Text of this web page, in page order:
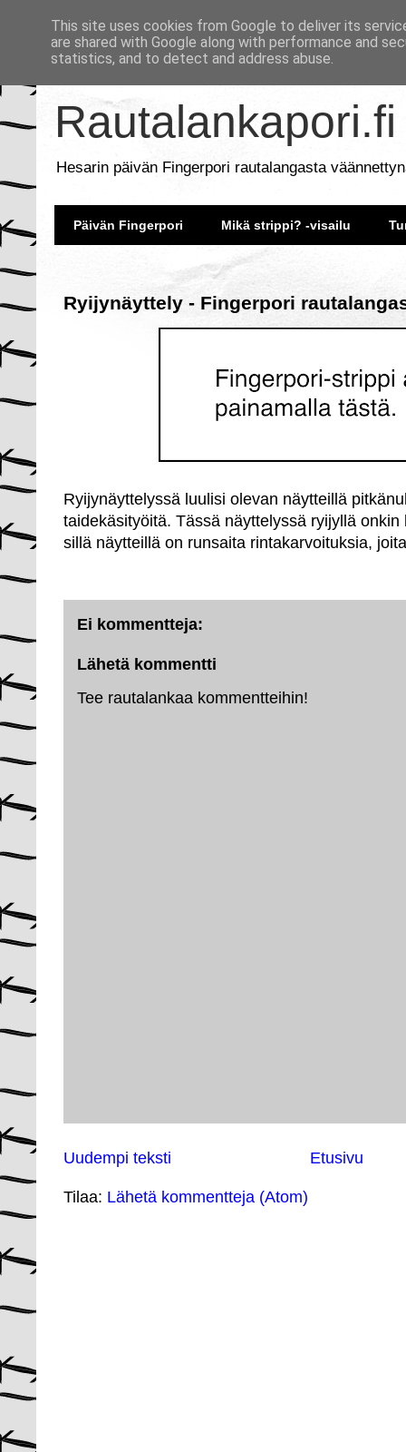
Rautalankapori.fi
Hesarin päivän Fingerpori rautalangasta
Päivän Fingerpori Mikä strippi? -visailu
Ryijynäyttely - Fingerpori
Ryijynäyttelyssä luulisi olevan näytteillä
taidekäsityöitä. Tässä näyttelyssä ryijyllä
sillä näytteillä on runsaita rintakarvoituksia,
Ei kommentteja:
Lähetä kommentti
Tee rautalankaa kommentteihin!
Uudempi teksti Etusivu
Tilaa: Lähetä kommentteja (Atom)
This site uses cookies from Google to deliver its
are shared with Google along with performance and
statistics, and to detect and address abuse.